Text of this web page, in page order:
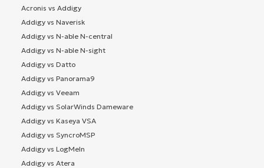
Acronis vs Addigy
Addigy vs Naverisk
Addigy vs N-able N-central
Addigy vs N-able N-sight
Addigy vs Datto
Addigy vs Panorama9
Addigy vs Veeam
Addigy vs SolarWinds Dameware
Addigy vs Kaseya VSA
Addigy vs SyncroMSP
Addigy vs LogMeIn
Addigy vs Atera